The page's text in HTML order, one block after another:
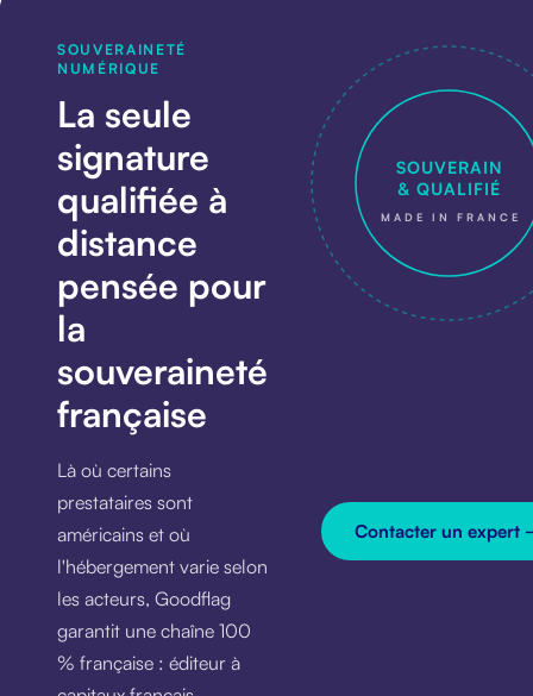
SOUVERAINETÉ
NUMÉRIQUE
La seule
signature
qualifiée à
distance
pensée pour
la
souveraineté
française
Là où certains
prestataires sont
américains et où
l'hébergement varie selon
les acteurs, Goodflag
garantit une chaîne 100
% française : éditeur à
SOUVERAIN
& QUALIFIÉ
MADE IN FRANCE
Contacter un expert